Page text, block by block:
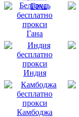
Беларусь
Гана
Индия
Камбоджа